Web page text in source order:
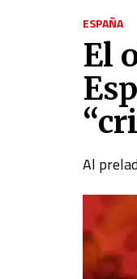
ESPAÑA
El
Al